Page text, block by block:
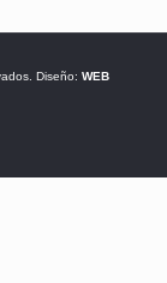
Diseño: WEB